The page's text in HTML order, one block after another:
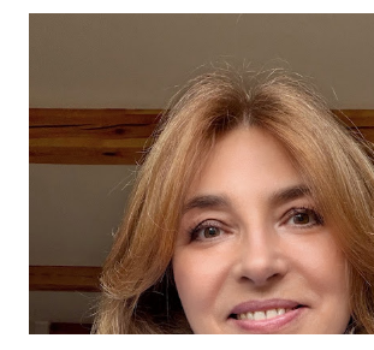
Wiele podobnych w treści informacji znajduje
Internecie. Można spotkać nawet
kompletnie odmienne spojrzenie na ten sam
niepewność i brak zaufania do instytucji
społeczeństwo oczekuje konkretnych,
Trzeba pamiętać, że każdego roku
grupy robocze z różnych dziedzin publikują...